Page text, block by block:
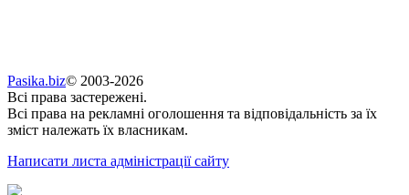
Pasika.biz© 2003-2026
Всі права застережені.
Всі права на рекламні оголошення та відповідальність за їх
зміст належать їх власникам.
Написати листа адміністрації сайту